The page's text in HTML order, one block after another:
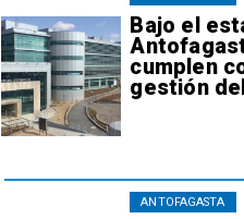
Bajo el
cumplen
gestión
ANTOFAGASTA